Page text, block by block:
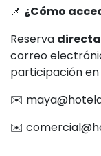
📌 ¿Cómo
Reserva
correo
participación en
✉️
✉️